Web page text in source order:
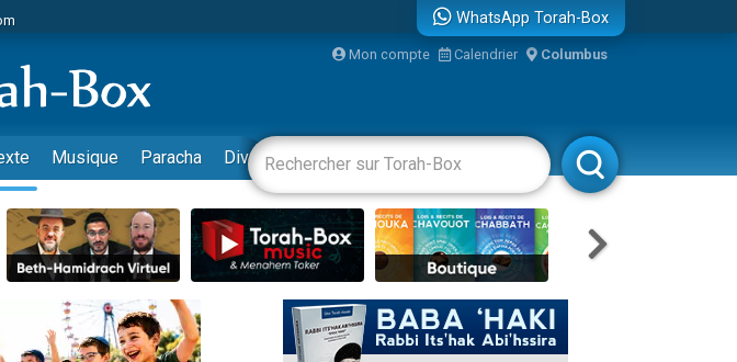
Rivka, 6 enfants, victime de violences...
de Vacances Pour les Enfants
WhatsApp Torah-Box
Mon compte Calendrier Columbus
Musique Paracha Divertissements Livres Rabbanim